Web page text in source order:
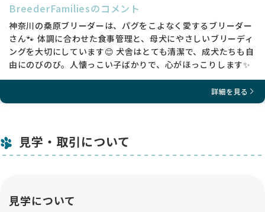
BreederFamiliesのコメント
神奈川の桑原ブリーダーは、パグをこよなく愛するブリーダー
さん🐾 体調に合わせた食事管理と、母犬にやさしいブリーディ
ングを大切にしています😊 犬舎はとても清潔で、成犬たちも自
由にのびのび。人懐っこい子ばかりで、心がほっこりします✨
詳細を見る
見学・取引について
見学について